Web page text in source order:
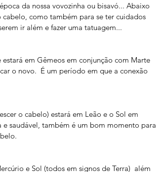
da nossa vovozinha ou bisavó... Abaixo
cabelo, como também para se ter cuidados
ir além e fazer uma tatuagem...
em Gêmeos em conjunção com Marte
o novo.  É um período em que a conexão
o cabelo) estará em Leão e o Sol em
saudável, também é um bom momento para
e Sol (todos em signos de Terra)  além